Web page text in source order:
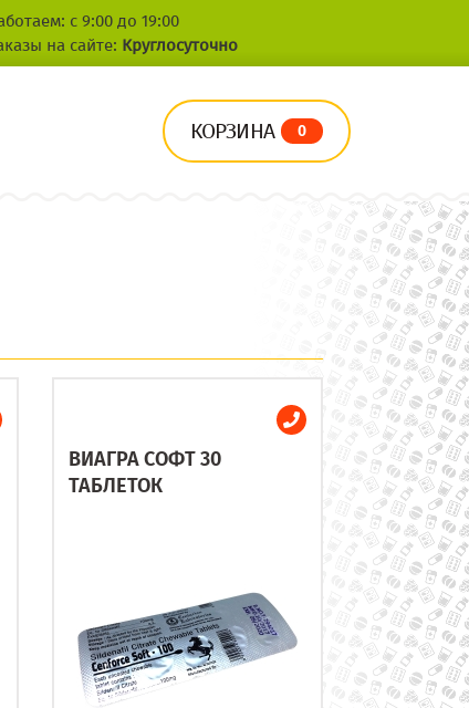
с 9:00 до 19:00
на сайте: Круглосуточно
КОРЗИНА 0
ВИАГРА СОФТ 30
ТАБЛЕТОК